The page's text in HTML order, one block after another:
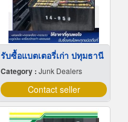
รับซื้อแบตเตอรี่เก่า ปทุมธานี
Category : Junk Dealers
Contact seller